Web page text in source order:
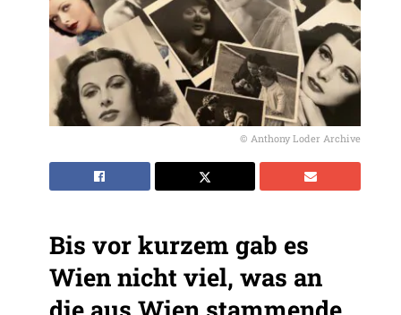
© Anthony Loder Archive
Bis vor kurzem gab es
Wien nicht viel, was an